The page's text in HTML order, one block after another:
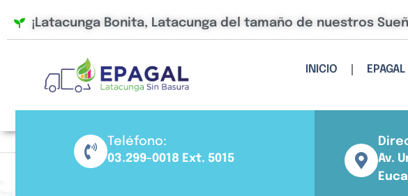
¡Latacunga Bonita, Latacunga del tamaño de nuestros
INICIO EPAGAL
Teléfono:
03.299-0018 Ext. 5015
Av.